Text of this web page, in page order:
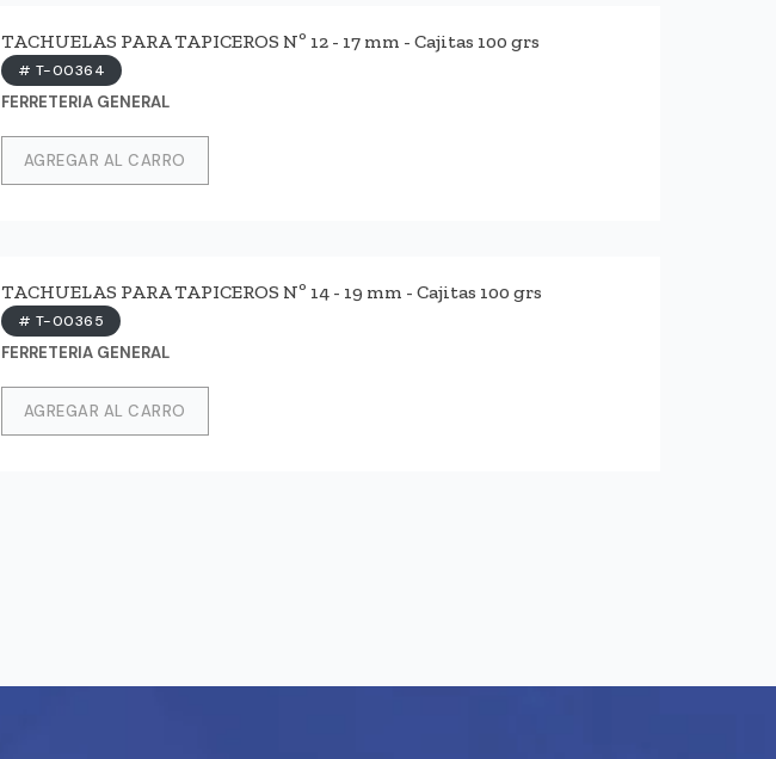
TACHUELAS PARA TAPICEROS Nº 12 - 17 mm - Cajitas 100 grs
# T-00364
FERRETERIA GENERAL
AGREGAR AL CARRO
TACHUELAS PARA TAPICEROS Nº 14 - 19 mm - Cajitas 100 grs
# T-00365
FERRETERIA GENERAL
AGREGAR AL CARRO